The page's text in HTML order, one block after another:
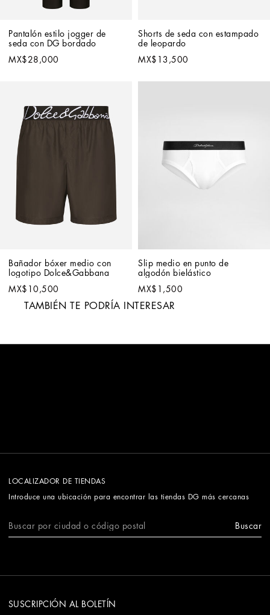
Pantalón estilo jogger de
seda con DG bordado
MX$28,000
Shorts de seda con estampado
de leopardo
MX$13,500
Bañador bóxer medio con
logotipo Dolce&Gabbana
MX$10,500
Slip medio en punto de
algodón bielástico
MX$1,500
TAMBIÉN TE PODRÍA INTERESAR
LOCALIZADOR DE TIENDAS
Introduce una ubicación para encontrar las tiendas DG más cercanas
Buscar
SUSCRIPCIÓN AL BOLETÍN